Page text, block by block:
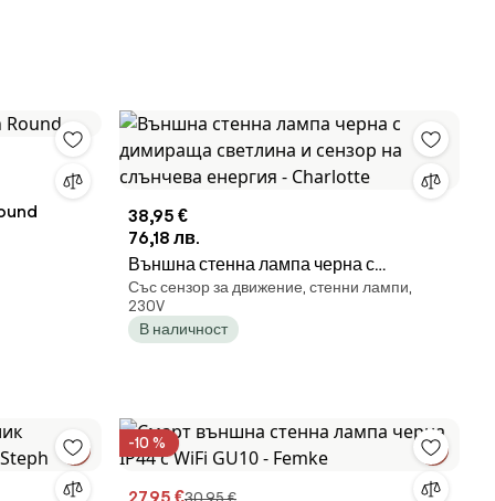
38,95 €
76,18 лв.
Външна стенна лампа черна с
димираща светлина и сензор на
слънчева енергия - Charlotte
Със сензор за движение, стенни лампи,
230V
В наличност
-10 %
27,95 €